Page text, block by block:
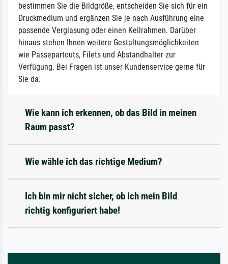
bestimmen Sie die Bildgröße, entscheiden Sie sich für ein
Druckmedium und ergänzen Sie je nach Ausführung eine
passende Verglasung oder einen Keilrahmen. Darüber
hinaus stehen Ihnen weitere Gestaltungsmöglichkeiten
wie Passepartouts, Filets und Abstandhalter zur
Verfügung. Bei Fragen ist unser Kundenservice gerne für
Sie da.
Wie kann ich erkennen, ob das Bild in meinen
Raum passt?
Wie wähle ich das richtige Medium?
Ich bin mir nicht sicher, ob ich mein Bild
richtig konfiguriert habe!